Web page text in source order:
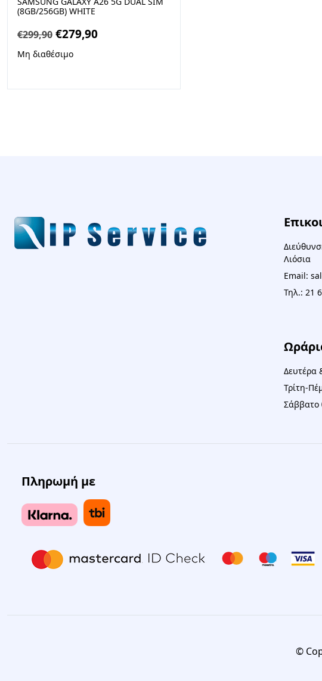
(8GB/256GB) WHITE
€299,90 Original
price
€279,90Η
Μη διαθέσιμο
Λιόσια
Email:
Τηλ.: 21
Δευτέρα
Τρίτη-
Σάββατο
Πληρωμή με
©